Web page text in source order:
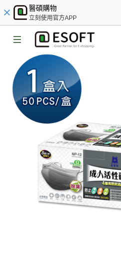
醫碩購物
立刻使用官方APP